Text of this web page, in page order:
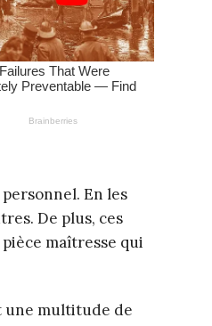
En les
De plus, ces
maîtresse qui
une multitude de